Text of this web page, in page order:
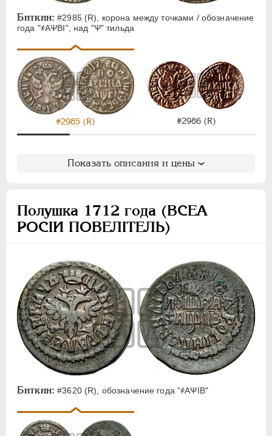
Биткин: #2985 (R), корона между точками / обозначение
года "҂АѰВI", над "Ѱ" тильда
#2985 (R) #2986 (R)
Показать описания и цены
Полушка 1712 года (ВСЕА
РОСIИ ПОВЕЛIТЕЛЬ)
Биткин: #3620 (R), обозначение года "҂АѰIВ"